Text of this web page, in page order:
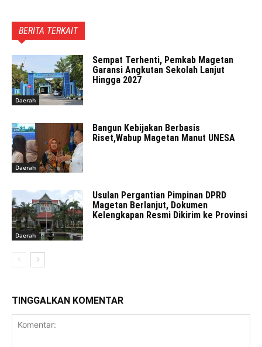
BERITA TERKAIT
Daerah
Sempat Terhenti, Pemkab Magetan
Garansi Angkutan Sekolah Lanjut
Hingga 2027
Daerah
Bangun Kebijakan Berbasis
Riset,Wabup Magetan Manut UNESA
Daerah
Usulan Pergantian Pimpinan DPRD
Magetan Berlanjut, Dokumen
Kelengkapan Resmi Dikirim ke Provinsi
TINGGALKAN KOMENTAR